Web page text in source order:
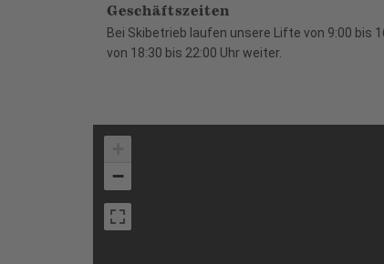
Geschäftszeiten
Bei Skibetrieb laufen unsere Lifte von 9:00 bis
von 18:30 bis 22:00 Uhr weiter.
−